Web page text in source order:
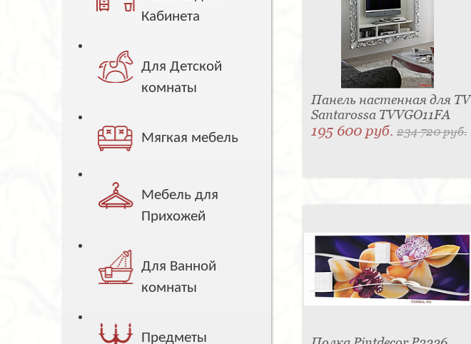
Кабинета
Для Детской
комнаты
Мягкая мебель
Мебель для
Прихожей
Для Ванной
комнаты
Предметы
Панель настенная для TV
Santarossa TVVGO11FA
195 600 руб.234 720 руб.